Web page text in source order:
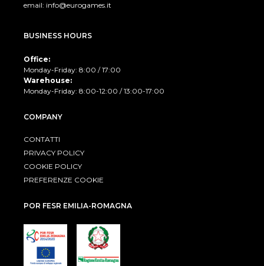
email: info@eurogames.it
BUSINESS HOURS
Office:
Monday-Friday: 8:00 / 17:00
Warehouse:
Monday-Friday: 8:00-12:00 / 13:00-17:00
COMPANY
CONTATTI
PRIVACY POLICY
COOKIE POLICY
PREFERENZE COOKIE
POR FESR EMILIA-ROMAGNA